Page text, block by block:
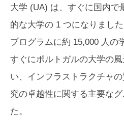
大学 (UA) は、すぐに国内で
的な大学の 1 つになりまし
プログラムに約 15,000 人の
すぐにポルトガルの大学の
い、インフラストラクチャ
究の卓越性に関する主要な
た。